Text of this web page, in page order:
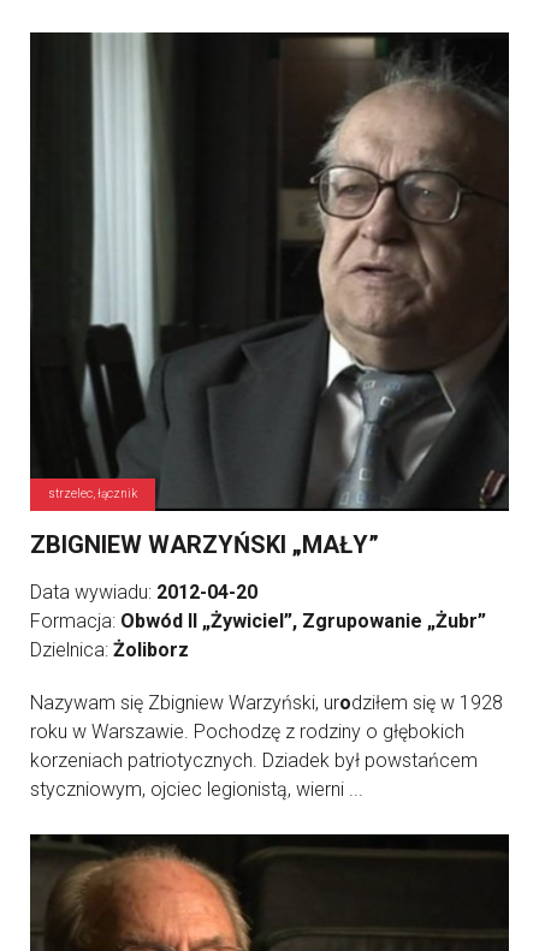
strzelec, łącznik
ZBIGNIEW WARZYŃSKI „MAŁY”
Data wywiadu: 2012-04-20
Formacja: Obwód II „Żywiciel”, Zgrupowanie „Żubr”
Dzielnica: Żoliborz
Nazywam się Zbigniew Warzyński, urodziłem się w 1928
roku w Warszawie. Pochodzę z rodziny o głębokich
korzeniach patriotycznych. Dziadek był powstańcem
styczniowym, ojciec legionistą, wierni ...